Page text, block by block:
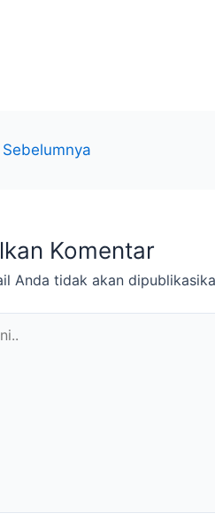
Sebelumnya
Komentar
Anda tidak akan